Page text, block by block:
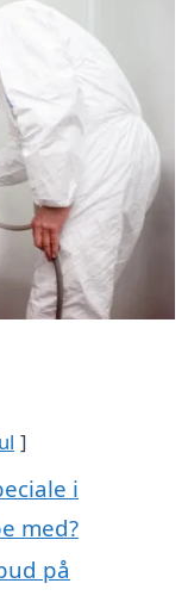
i
med?
på